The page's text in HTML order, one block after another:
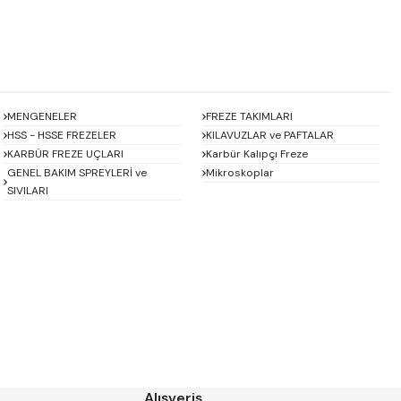
MENGENELER
FREZE TAKIMLARI
HSS - HSSE FREZELER
KILAVUZLAR ve PAFTALAR
KARBÜR FREZE UÇLARI
Karbür Kalıpçı Freze
GENEL BAKIM SPREYLERİ ve
SIVILARI
Mikroskoplar